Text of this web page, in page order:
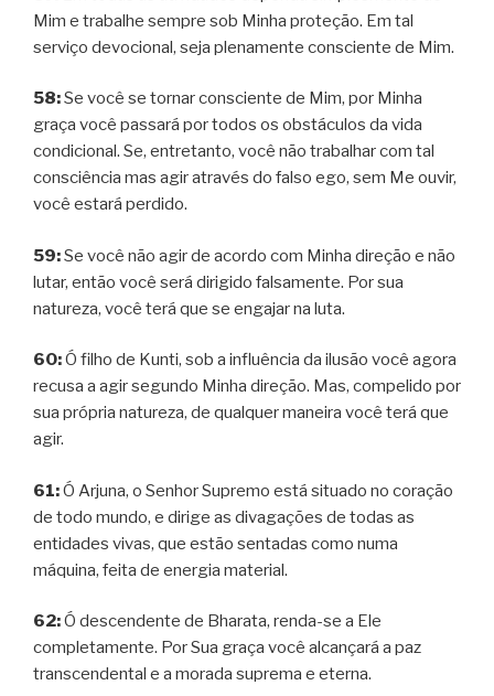
Mim e trabalhe sempre sob Minha proteção. Em tal
serviço devocional, seja plenamente consciente de Mim.
58:Se você se tornar consciente de Mim, por Minha
graça você passará por todos os obstáculos da vida
condicional. Se, entretanto, você não trabalhar com tal
consciência mas agir através do falso ego, sem Me ouvir,
você estará perdido.
59:Se você não agir de acordo com Minha direção e não
lutar, então você será dirigido falsamente. Por sua
natureza, você terá que se engajar na luta.
60:Ó filho de Kunti, sob a influência da ilusão você agora
recusa a agir segundo Minha direção. Mas, compelido por
sua própria natureza, de qualquer maneira você terá que
agir.
61:Ó Arjuna, o Senhor Supremo está situado no coração
de todo mundo, e dirige as divagações de todas as
entidades vivas, que estão sentadas como numa
máquina, feita de energia material.
62:Ó descendente de Bharata, renda-se a Ele
completamente. Por Sua graça você alcançará a paz
transcendental e a morada suprema e eterna.